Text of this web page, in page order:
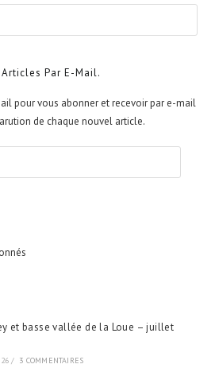
Par E-Mail.
pour vous abonner et recevoir par e-mail
de chaque nouvel article.
et basse vallée de la Loue – juillet
/ 3 COMMENTAIRES